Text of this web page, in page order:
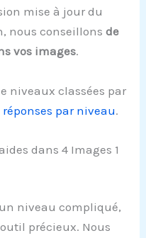
mise à jour du
nous conseillonsde
vos images.
niveaux classées par
par niveau.
dans 4 Images 1
niveau compliqué,
précieux. Nous